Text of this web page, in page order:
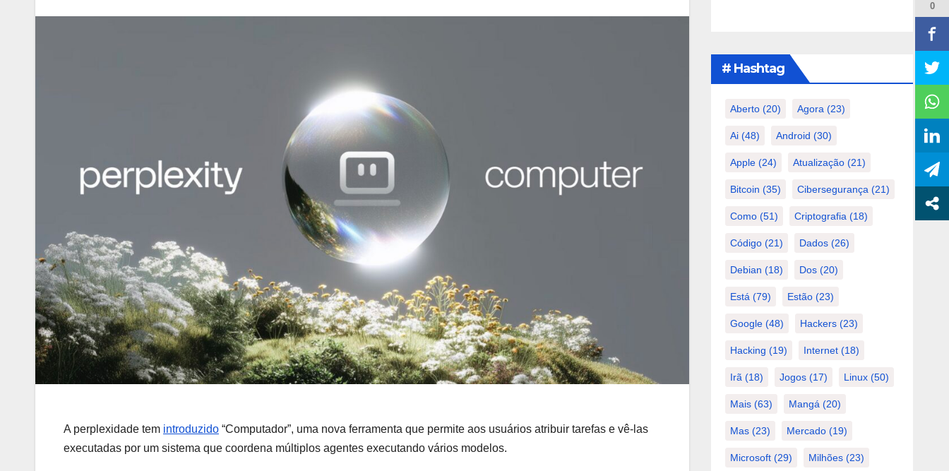
A perplexidade tem introduzido “Computador”, uma nova ferramenta que permite aos usuários atribuir tarefas e vê-las
executadas por um sistema que coordena múltiplos agentes executando vários modelos.
# Hashtag
Aberto(20) Agora (23)
Ai(48) Android (30)
Apple(24) Atualização(21)
Bitcoin (35) Cibersegurança (21)
Como(51) Criptografia (18)
Código(21) Dados(26)
Debian (18) Dos(20)
Está (79) Estão(23)
Google(48) Hackers(23)
Hacking (19) Internet(18)
Irã (18) Jogos(17) Linux(50)
Mais(63) Mangá (20)
Mas(23) Mercado(19)
Microsoft(29) Milhões(23)
0